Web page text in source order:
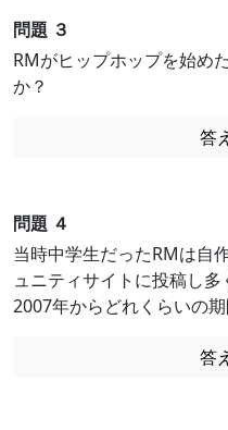
問題 ３
RMがヒップホップを始め
か？
答
問題 ４
当時中学生だったRMは自
ュニティサイトに投稿し多
2007年からどれくらいの
答